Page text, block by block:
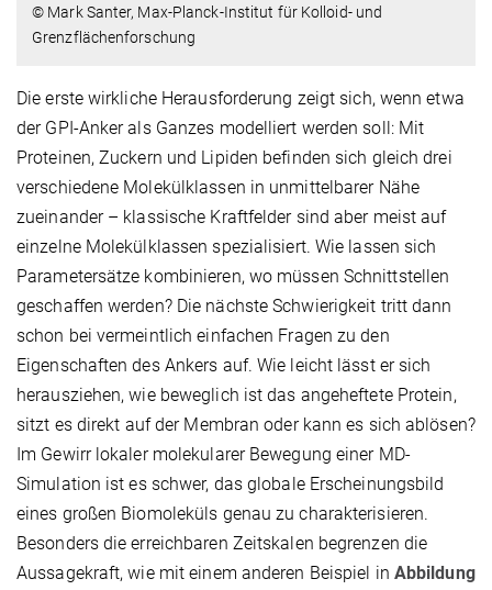
© Mark Santer, Max-Planck-Institut für Kolloid- und
Grenzflächenforschung
Die erste wirkliche Herausforderung zeigt sich, wenn etwa
der GPI-Anker als Ganzes modelliert werden soll: Mit
Proteinen, Zuckern und Lipiden befinden sich gleich drei
verschiedene Molekülklassen in unmittelbarer Nähe
zueinander – klassische Kraftfelder sind aber meist auf
einzelne Molekülklassen spezialisiert. Wie lassen sich
Parametersätze kombinieren, wo müssen Schnittstellen
geschaffen werden? Die nächste Schwierigkeit tritt dann
schon bei vermeintlich einfachen Fragen zu den
Eigenschaften des Ankers auf. Wie leicht lässt er sich
herausziehen, wie beweglich ist das angeheftete Protein,
sitzt es direkt auf der Membran oder kann es sich ablösen?
Im Gewirr lokaler molekularer Bewegung einer MD-
Simulation ist es schwer, das globale Erscheinungsbild
eines großen Biomoleküls genau zu charakterisieren.
Besonders die erreichbaren Zeitskalen begrenzen die
Aussagekraft, wie mit einem anderen Beispiel in Abbildung